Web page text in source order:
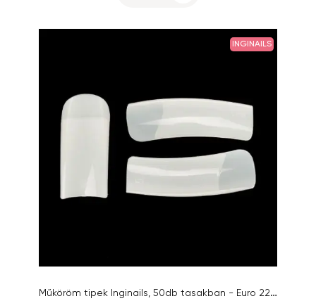
INGINAILS
Műköröm tipek Inginails, 50db tasakban - Euro 2200 Natural, 1-es